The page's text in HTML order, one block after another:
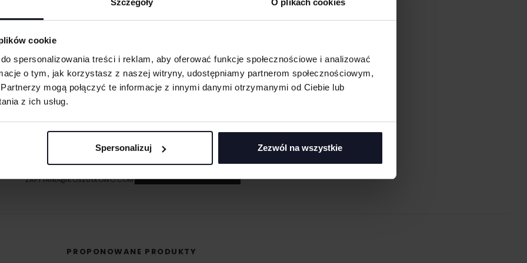
Szczegóły O plikach cookies
cookie
spersonalizowania treści i reklam, aby oferować funkcje społecznościowe i analizować
o tym, jak korzystasz z naszej witryny, udostępniamy partnerom społecznościowym,
mogą połączyć te informacje z innymi danymi otrzymanymi od Ciebie lub
z ich usług.
Spersonalizuj Zezwól na wszystkie
merchu.
wyciętego
odzieży
na
na
MASZ PYTANIA? ZAPYTAJ SPECJALISTĘ
masz pytania odnośnie naszych produktów, zdobień lub współpracy, nasi
specjaliści chętnie Ci pomogą.
+48 733 904 144
ZAPYTANIA@KOSZULKOWO.COM
PROPONOWANE PRODUKTY